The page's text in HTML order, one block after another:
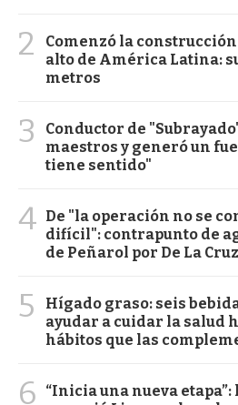
2
Comenzó la
alto de América Latina:
metros
3
Conductor de
maestros y generó un
tiene sentido"
4 De "la operación no se
difícil": contrapunto de
de Peñarol por De La Cruz
5
Hígado graso: seis
ayudar a cuidar la salud
hábitos que las
6
“Inicia una nueva